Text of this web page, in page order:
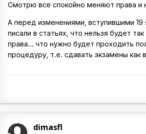
Смотрю все спокойно меняют права и
А перед изменениями, вступившими 19
писали в статьях, что нельзя будет
права... что нужно будет проходить
процедуру, т.е. сдавать экзамены как
dimasfl